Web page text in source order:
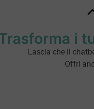
i
Lascia che il
Offri